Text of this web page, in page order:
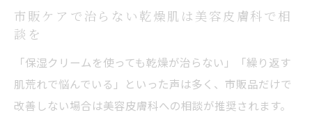
乾燥肌対策は美容皮膚科とホームケアの両
美容皮膚科の治療プランと日常ケアの進め
方
乾燥肌改善に欠かせない美容皮膚科と生活
市販ケアで治らない乾燥肌は美容皮膚科で相
談を
「保湿クリームを使っても乾燥が治らない」「繰り返す
肌荒れで悩んでいる」といった声は多く、市販品だけで
改善しない場合は美容皮膚科への相談が推奨されます。